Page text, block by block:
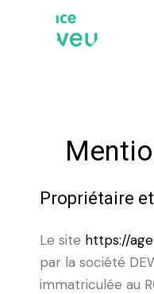
Propriétaire
Le site https://
par la société
immatriculée au